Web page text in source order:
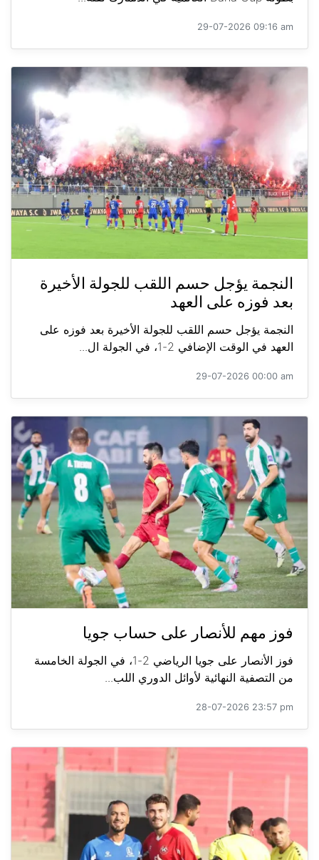
29-07-2026 09:16 am
النجمة يؤجل حسم اللقب للجولة الأخيرة
بعد فوزه على العهد
النجمة يؤجل حسم اللقب للجولة الأخيرة بعد فوزه على
العهد في الوقت الإضافي 2-1، في الجولة ال...
29-07-2026 00:00 am
فوز مهم للأنصار على حساب جويا
فوز الأنصار على جويا الرياضي 2-1، في الجولة الخامسة
من التصفية النهائية لأوائل الدوري اللب...
28-07-2026 23:57 pm